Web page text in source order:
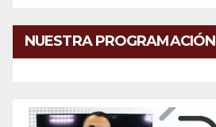
NUESTRA PROGRAMACIÓN